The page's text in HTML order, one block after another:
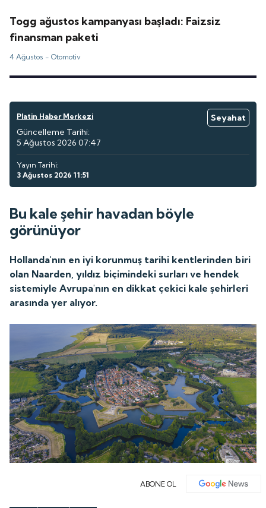
Togg ağustos kampanyası başladı: Faizsiz
finansman paketi
4 Ağustos -Otomotiv
Platin Haber Merkezi
Seyahat
Güncelleme Tarihi:
5 Ağustos 2026 07:47
Yayın Tarihi:
3 Ağustos 2026 11:51
Bu kale şehir havadan böyle
görünüyor
Hollanda'nın en iyi korunmuş tarihi kentlerinden biri
olan Naarden, yıldız biçimindeki surları ve hendek
sistemiyle Avrupa'nın en dikkat çekici kale şehirleri
arasında yer alıyor.
ABONE OL